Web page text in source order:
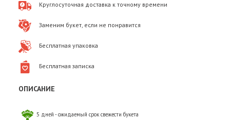
Круглосуточная доставка к точному времени
Заменим букет, если не понравится
Бесплатная упаковка
Бесплатная записка
ОПИСАНИЕ
5 дней - ожидаемый срок свежести букета